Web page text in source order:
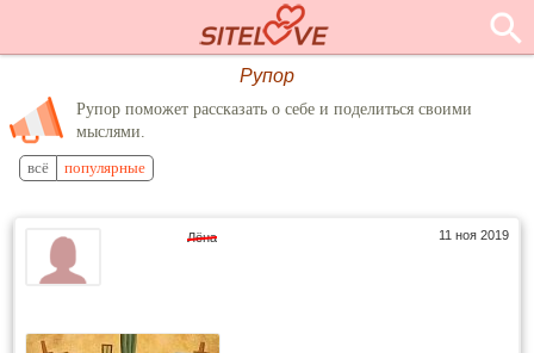
Рупор
Рупор поможет рассказать о себе и поделиться своими
мыслями.
всё популярные
11 ноя 2019
Лёна